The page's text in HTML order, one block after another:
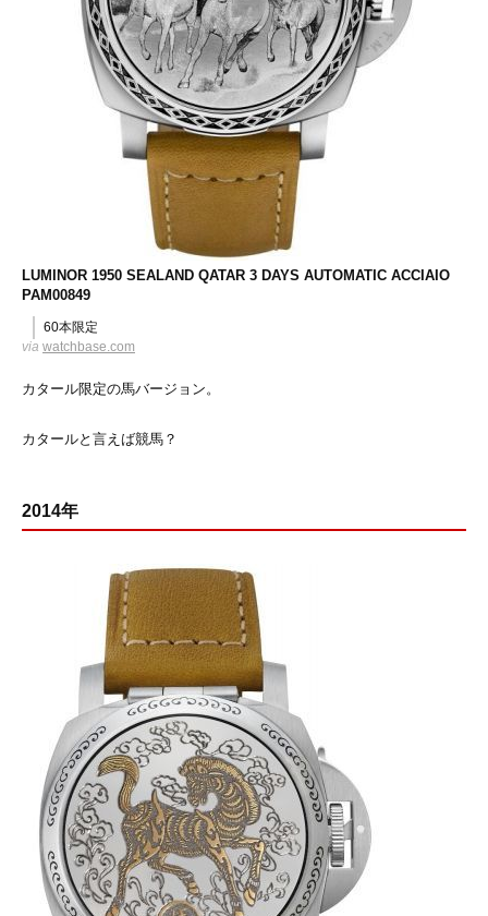
LUMINOR 1950 SEALAND QATAR 3 DAYS AUTOMATIC ACCIAIO
PAM00849
60本限定
via watchbase.com
カタール限定の馬バージョン。
カタールと言えば競馬？
2014年